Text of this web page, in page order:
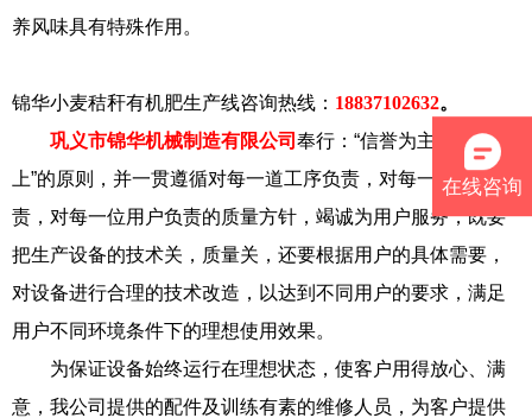
养风味具有特殊作用。
锦华小麦秸秆有机肥生产线咨询热线： 18837102632。
巩义市锦华机械制造有限公司 奉行：“信誉为主，用户至
上”的原则，并一贯遵循对每一道工序负责，对每一台产品负
责，对每一位用户负责的质量方针，竭诚为用户服务，既要
把生产设备的技术关，质量关，还要根据用户的具体需要，
对设备进行合理的技术改造，以达到不同用户的要求，满足
用户不同环境条件下的理想使用效果。
为保证设备始终运行在理想状态，使客户用得放心、满
意，我公司提供的配件及训练有素的维修人员，为客户提供
在线咨询